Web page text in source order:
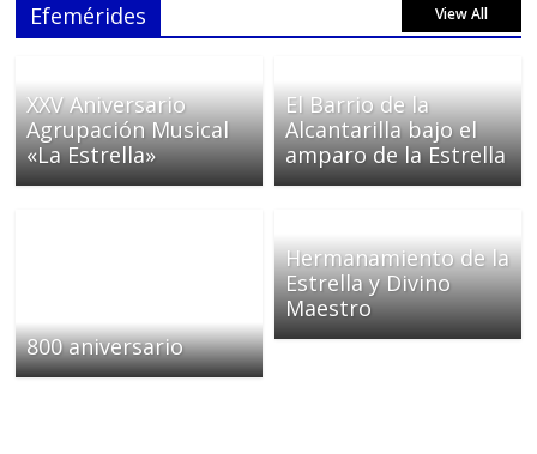
Efemérides View All
XXV Aniversario
Agrupación Musical
«La Estrella»
El Barrio de la
Alcantarilla bajo el
amparo de la Estrella
800 aniversario
Hermanamiento de la
Estrella y Divino
Maestro